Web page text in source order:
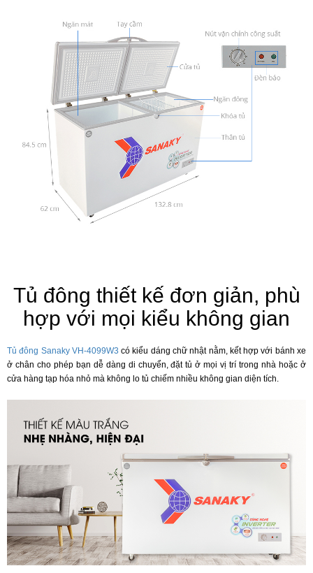
Tủ đông thiết kế đơn giản, phù
hợp với mọi kiểu không gian
Tủ đông Sanaky VH-4099W3 có kiểu dáng chữ nhật nằm, kết hợp với bánh xe
ở chân cho phép bạn dễ dàng di chuyển, đặt tủ ở mọi vị trí trong nhà hoặc ở
cửa hàng tạp hóa nhỏ mà không lo tủ chiếm nhiều không gian diện tích.